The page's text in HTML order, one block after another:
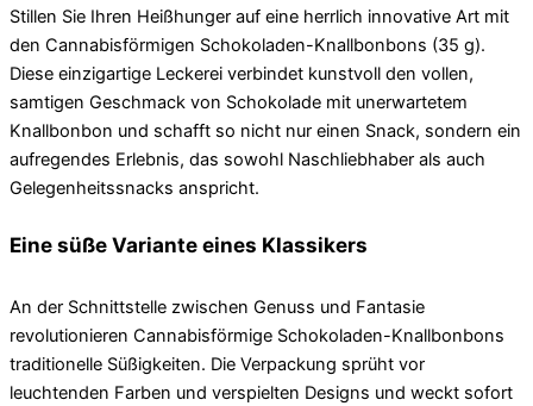
Stillen Sie Ihren Heißhunger auf eine herrlich innovative Art mit
den Cannabisförmigen Schokoladen-Knallbonbons (35 g).
Diese einzigartige Leckerei verbindet kunstvoll den vollen,
samtigen Geschmack von Schokolade mit unerwartetem
Knallbonbon und schafft so nicht nur einen Snack, sondern ein
aufregendes Erlebnis, das sowohl Naschliebhaber als auch
Gelegenheitssnacks anspricht.
Eine süße Variante eines Klassikers
An der Schnittstelle zwischen Genuss und Fantasie
revolutionieren Cannabisförmige Schokoladen-Knallbonbons
traditionelle Süßigkeiten. Die Verpackung sprüht vor
leuchtenden Farben und verspielten Designs und weckt sofort